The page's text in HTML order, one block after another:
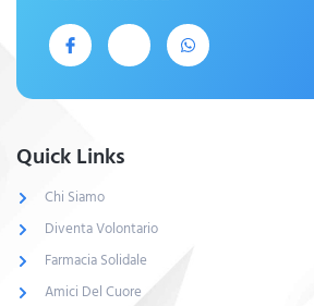
Quick Links
Chi Siamo
Diventa Volontario
Farmacia Solidale
Amici Del Cuore